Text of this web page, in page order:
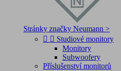
Stránky značky Neumann >
  Studiové monitory
Monitory
Subwoofery
Příslušenství monitorů